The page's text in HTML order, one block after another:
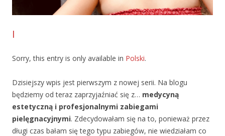
I
Sorry, this entry is only available in Polski.
Dzisiejszy wpis jest pierwszym z nowej serii. Na blogu
będziemy od teraz zaprzyjaźniać się z… medycyną
estetyczną i profesjonalnymi zabiegami
pielęgnacyjnymi. Zdecydowałam się na to, ponieważ przez
długi czas bałam się tego typu zabiegów, nie wiedziałam co